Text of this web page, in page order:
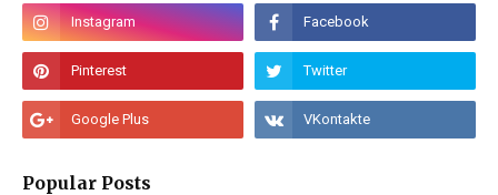
Popular Posts